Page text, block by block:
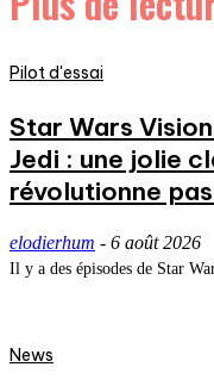
Pilot d'essai
Star Wars
Jedi : une jolie
révolutionne
elodierhum - 6 août 2026
Il y a des épisodes de Star
News